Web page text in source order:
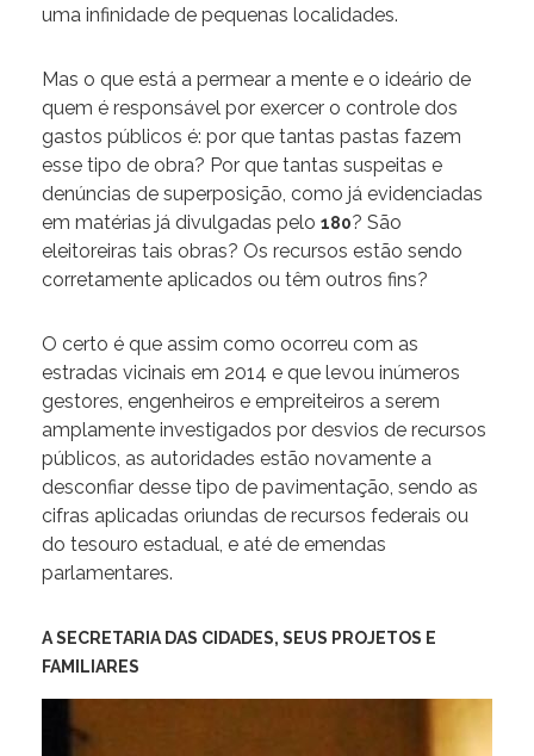
uma infinidade de pequenas localidades.
Mas o que está a permear a mente e o ideário de
quem é responsável por exercer o controle dos
gastos públicos é: por que tantas pastas fazem
esse tipo de obra? Por que tantas suspeitas e
denúncias de superposição, como já evidenciadas
em matérias já divulgadas pelo 180? São
eleitoreiras tais obras? Os recursos estão sendo
corretamente aplicados ou têm outros fins?
O certo é que assim como ocorreu com as
estradas vicinais em 2014 e que levou inúmeros
gestores, engenheiros e empreiteiros a serem
amplamente investigados por desvios de recursos
públicos, as autoridades estão novamente a
desconfiar desse tipo de pavimentação, sendo as
cifras aplicadas oriundas de recursos federais ou
do tesouro estadual, e até de emendas
parlamentares.
A SECRETARIA DAS CIDADES, SEUS PROJETOS E
FAMILIARES